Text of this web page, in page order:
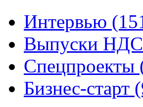
Интервью
Выпуски
Спецпроекты
Бизнес-старт